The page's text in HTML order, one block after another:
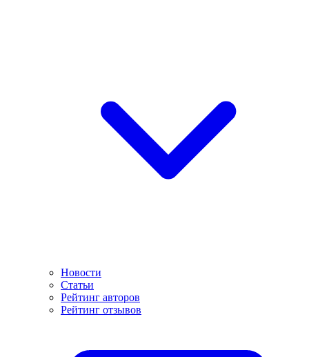
Новости
Статьи
Рейтинг авторов
Рейтинг отзывов